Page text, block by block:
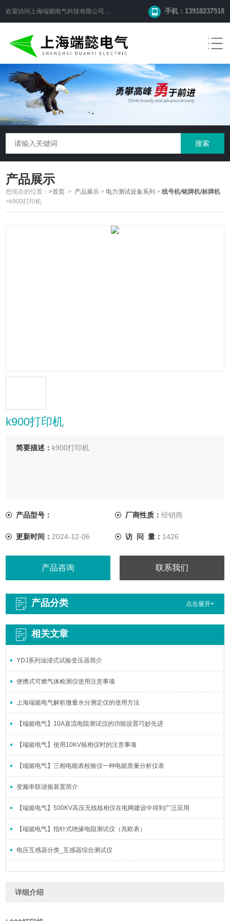
欢迎访问 上海端懿电气科技有限公司 网站！ 手机：13918237518
产品展示
您现在的位置：>首页 > 产品展示 > 电力测试设备系列 >线号机/铭牌机/标牌机
>k900打印机
k900打印机
简要描述： k900打印机
产品型号： 厂商性质： 经销商
更新时间： 2024-12-06 访 问 量： 1426
产品咨询 联系我们
产品分类 点击展开+
相关文章
YDJ系列油浸式试验变压器简介
便携式可燃气体检测仪使用注意事项
上海端懿电气解析微量水分测定仪的使用方法
【端懿电气】10A直流电阻测试仪的功能设置巧妙先进
【端懿电气】使用10KV核相仪时的注意事项
【端懿电气】三相电能表校验仪一种电能质量分析仪表
变频串联谐振装置简介
【端懿电气】500KV高压无线核相仪在电网建设中得到广泛应用
【端懿电气】指针式绝缘电阻测试仪（兆欧表）
电压互感器分类_互感器综合测试仪
详细介绍